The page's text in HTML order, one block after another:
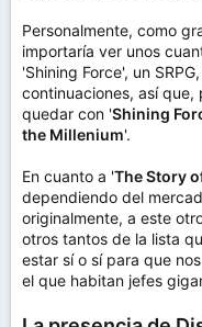
Personalmente, como
importaría ver unos
'Shining Force', un
continuaciones, así que,
quedar con 'Shining
the Millenium'.
En cuanto a 'The Story
dependiendo del
originalmente, a este
otros tantos de la lista
estar sí o sí para que
el que habitan jefes